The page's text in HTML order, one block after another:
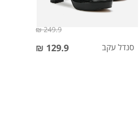
סנדל עקב 129.9 ₪
249.9 ₪